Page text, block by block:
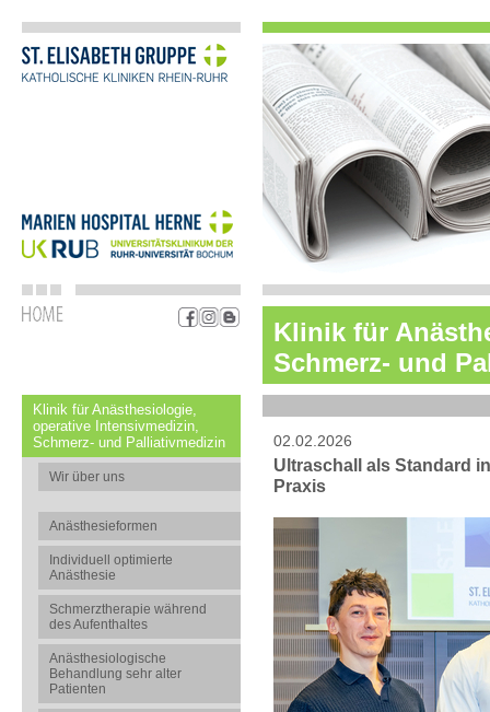
Klinik für
Schmerz- und
Klinik für Anästhesiologie,
operative Intensivmedizin,
Schmerz- und Palliativmedizin
Wir über uns
Anästhesieformen
Individuell optimierte
Anästhesie
Schmerztherapie während
des Aufenthaltes
Anästhesiologische
Behandlung sehr alter
Patienten
02.02.2026
Ultraschall als Standard
Praxis